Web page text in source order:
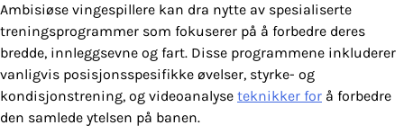
Ambisiøse vingespillere kan dra nytte av spesialiserte
treningsprogrammer som fokuserer på å forbedre deres
bredde, innleggsevne og fart. Disse programmene inkluderer
vanligvis posisjonsspesifikke øvelser, styrke- og
kondisjonstrening, og videoanalyse teknikker for å forbedre
den samlede ytelsen på banen.